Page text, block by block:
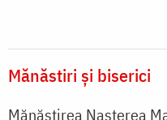
Mănăstiri și biserici
Mănăstirea Nașterea